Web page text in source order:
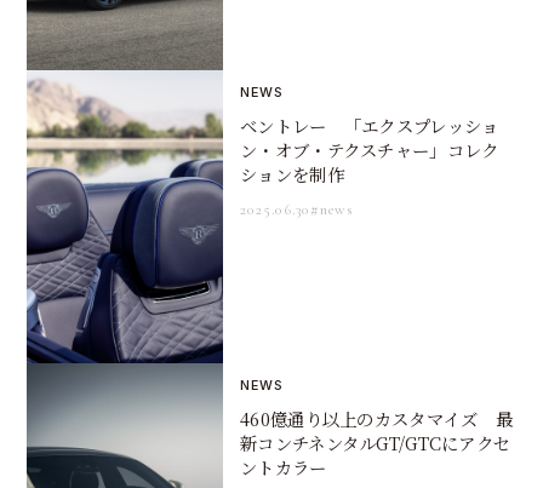
NEWS
ベントレー 「エクスプレッショ
ン・オブ・テクスチャー」コレク
ションを制作
2025.06.30#news
NEWS
460億通り以上のカスタマイズ 最
新コンチネンタルGT/GTCにアクセ
ントカラー